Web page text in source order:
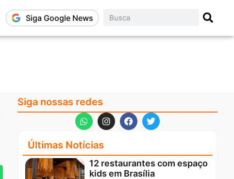
Siga Google News
Siga nossas redes
Últimas Notícias
12 restaurantes com espaço
kids em Brasília